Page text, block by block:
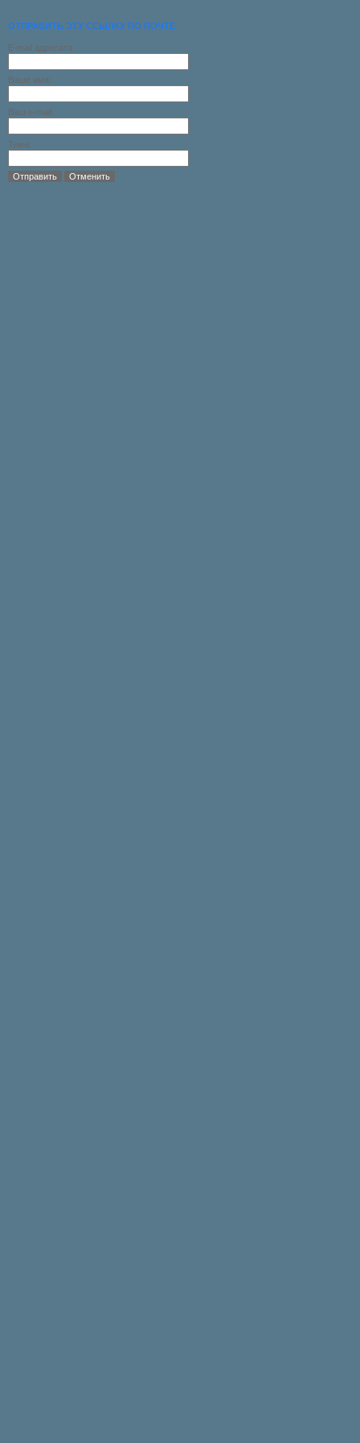
ОТПРАВИТЬ ЭТУ ССЫЛКУ ПО ПОЧТЕ
E-mail адресата:
Ваше имя:
Ваш e-mail:
Тема:
Отправить Отменить